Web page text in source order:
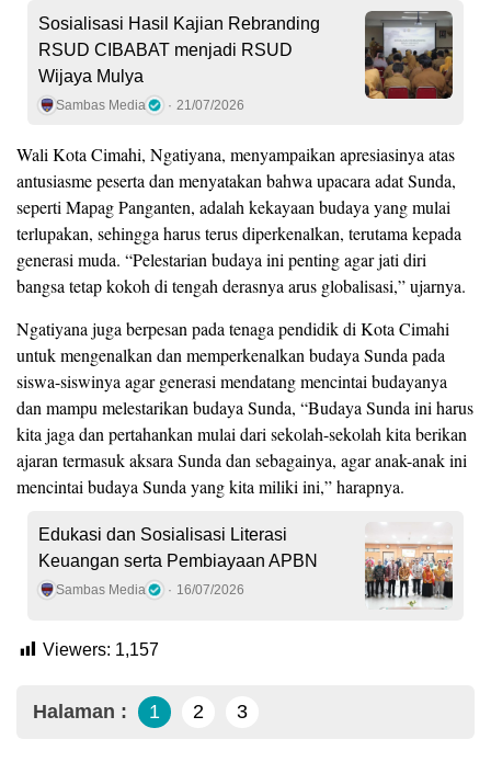
Sosialisasi Hasil Kajian Rebranding
RSUD CIBABAT menjadi RSUD
Wijaya Mulya
Sambas Media 21/07/2026
Wali Kota Cimahi, Ngatiyana, menyampaikan apresiasinya atas
antusiasme peserta dan menyatakan bahwa upacara adat Sunda,
seperti Mapag Panganten, adalah kekayaan budaya yang mulai
terlupakan, sehingga harus terus diperkenalkan, terutama kepada
generasi muda. “Pelestarian budaya ini penting agar jati diri
bangsa tetap kokoh di tengah derasnya arus globalisasi,” ujarnya.
Ngatiyana juga berpesan pada tenaga pendidik di Kota Cimahi
untuk mengenalkan dan memperkenalkan budaya Sunda pada
siswa-siswinya agar generasi mendatang mencintai budayanya
dan mampu melestarikan budaya Sunda, “Budaya Sunda ini harus
kita jaga dan pertahankan mulai dari sekolah-sekolah kita berikan
ajaran termasuk aksara Sunda dan sebagainya, agar anak-anak ini
mencintai budaya Sunda yang kita miliki ini,” harapnya.
Edukasi dan Sosialisasi Literasi
Keuangan serta Pembiayaan APBN
Sambas Media 16/07/2026
Viewers: 1,157
Halaman : 1 2 3